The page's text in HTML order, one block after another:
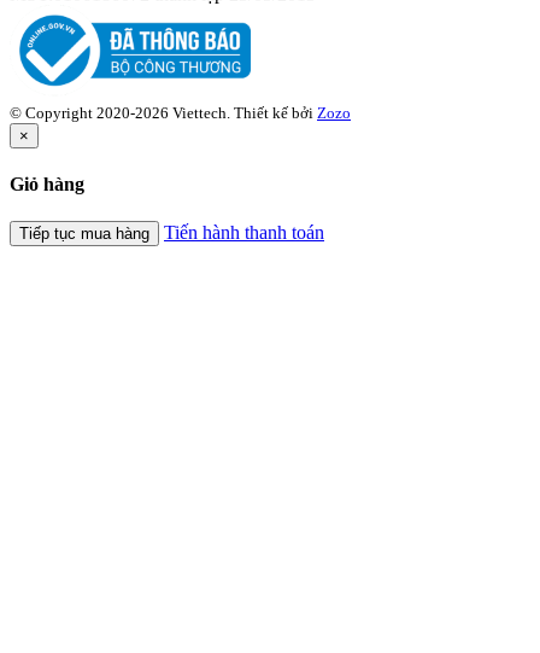
© Copyright 2020-2026 Viettech. Thiết kế bởi Zozo
×
Giỏ hàng
Tiếp tục mua hàng Tiến hành thanh toán